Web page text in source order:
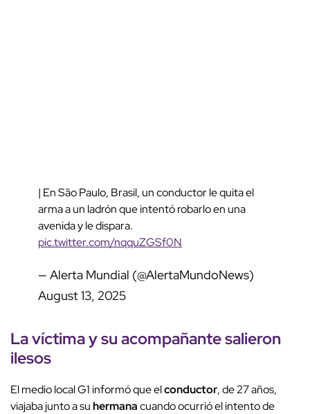
| En São Paulo, Brasil, un conductor le quita el
arma a un ladrón que intentó robarlo en una
avenida y le dispara.
pic.twitter.com/nqquZGSf0N
— Alerta Mundial (@AlertaMundoNews)
August 13, 2025
Lavíctimay su acompañante salieron
ilesos
El medio local G1 informó que elconductor, de 27 años,
viajaba junto a suhermanacuando ocurrió el intento de